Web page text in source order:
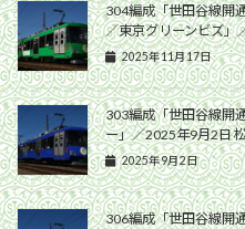
304編成「世田谷線開
／東京グリーンビズ」
2025年11月17日
303編成「世田谷線開
ー」／2025年9月2日
2025年9月2日
306編成「世田谷線開